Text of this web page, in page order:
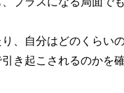
、自分はどのくらい
き起こされるのかを